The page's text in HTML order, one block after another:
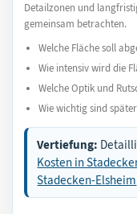
Detailzonen und
gemeinsam betrachten.
Welche Fläche soll
Wie intensiv wird die
Welche Optik und
Wie wichtig sind
Vertiefung:
Kosten in
Stadecken-Elsheim